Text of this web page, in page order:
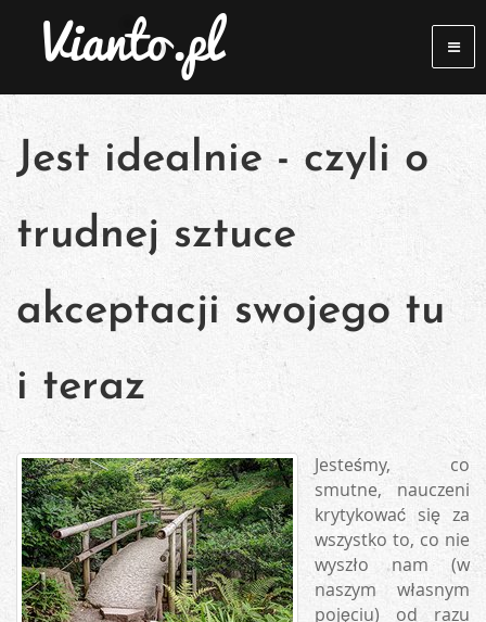
Jest idealnie - czyli o
trudnej sztuce
akceptacji swojego tu
i teraz
Jesteśmy, co
smutne, nauczeni
krytykować się za
wszystko to, co nie
wyszło nam (w
naszym własnym
pojęciu) od razu